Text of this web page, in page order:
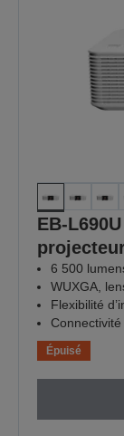
EB-
6 500
WUXGA,
Flexibilité
Épuisé